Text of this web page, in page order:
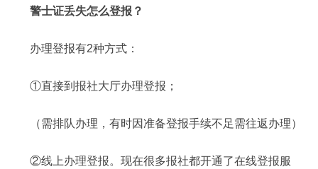
警士证丢失怎么登报？
办理登报有2种方式：
①直接到报社大厅办理登报；
（需排队办理，有时因准备登报手续不足需往返办理）
②线上办理登报。现在很多报社都开通了在线登报服